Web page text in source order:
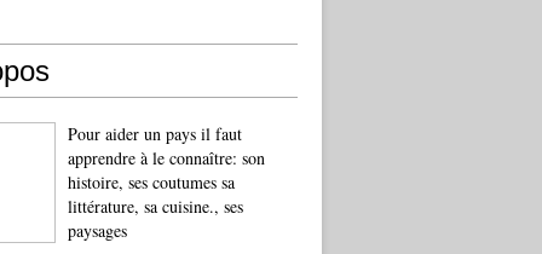
Pour aider un pays il faut
apprendre à le connaître: son
histoire, ses coutumes sa
littérature, sa cuisine., ses
paysages